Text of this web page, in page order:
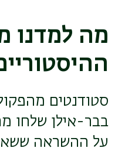
מה למדנו
סטודנטים
בבר-אילן שלחו
על ההשראה